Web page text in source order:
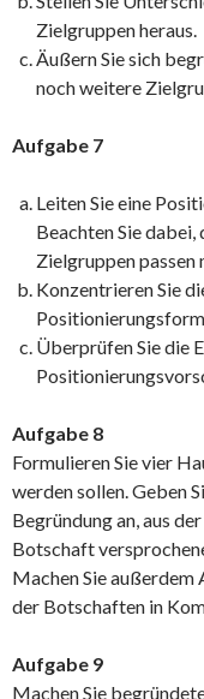
Zielgruppen heraus.
Äußern Sie sich
noch weitere
Aufgabe 7
Leiten Sie eine
Beachten Sie
Zielgruppen passen
Konzentrieren Sie
Überprüfen Sie die
Aufgabe 8
Formulieren Sie vier
werden sollen. Geben
Begründung an, aus
Botschaft
Machen Sie außerdem
der Botschaften in
Aufgabe 9
Machen Sie